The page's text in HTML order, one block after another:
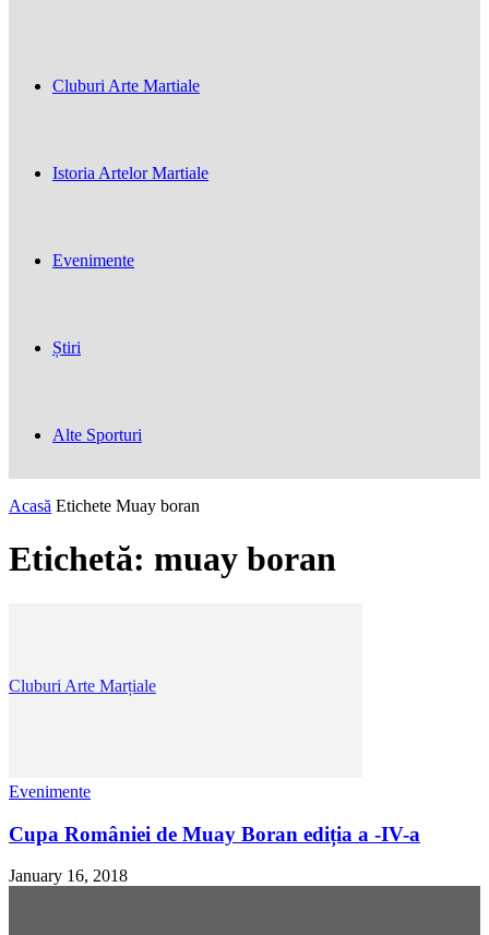
Cluburi Arte Marțiale
Cluburi Arte Martiale
Istoria Artelor Martiale
Evenimente
Știri
Alte Sporturi
Acasă Etichete Muay boran
Etichetă: muay boran
Evenimente
Cupa României de Muay Boran ediția a -IV-a
January 16, 2018